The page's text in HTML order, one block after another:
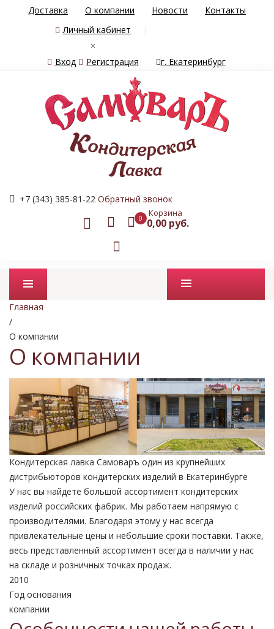
Доставка О компании Новости
Контакты
Личный кабинет
×
Вход
Регистрация г. Екатеринбург
+7 (343) 385-81-22 Обратный звонок
0 Корзина
0,00 руб.
Промо товары
Главная
/
О компании
О компании
Кондитерская лавка Самоваръ один из крупнейших
дистрибьюторов кондитерских изделий в Екатеринбурге
У нас вы найдете большой ассортимент кондитерских
изделий российских фабрик. Мы работаем напрямую с
производителями. Благодаря этому у нас всегда
привлекательные цены и небольшие сроки поставки. Также,
весь представленный ассортимент всегда в наличии у нас
на складе и розничных точках продаж.
2010
Год основания
компании